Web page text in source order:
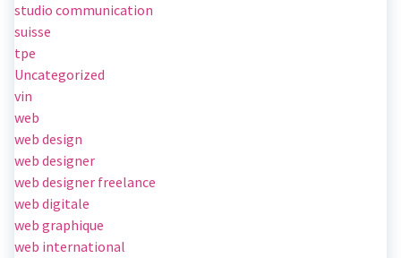
studio communication
suisse
tpe
Uncategorized
vin
web
web design
web designer
web designer freelance
web digitale
web graphique
web international